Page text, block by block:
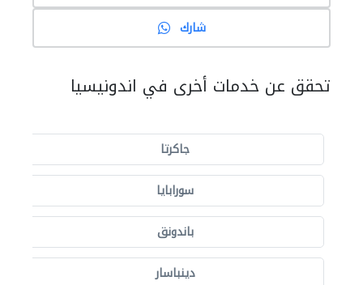
شارك
تحقق عن خدمات أخرى في اندونيسيا
جاكرتا
سورابايا
باندونق
دينباسار